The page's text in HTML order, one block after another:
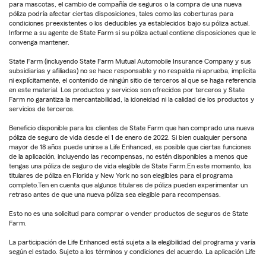
para mascotas, el cambio de compañía de seguros o la compra de una nueva
póliza podría afectar ciertas disposiciones, tales como las coberturas para
condiciones preexistentes o los deducibles ya establecidos bajo su póliza actual.
Informe a su agente de State Farm si su póliza actual contiene disposiciones que le
convenga mantener.
State Farm (incluyendo State Farm Mutual Automobile Insurance Company y sus
subsidiarias y afiliadas) no se hace responsable y no respalda ni aprueba, implícita
ni explícitamente, el contenido de ningún sitio de terceros al que se haga referencia
en este material. Los productos y servicios son ofrecidos por terceros y State
Farm no garantiza la mercantabilidad, la idoneidad ni la calidad de los productos y
servicios de terceros.
Beneficio disponible para los clientes de State Farm que han comprado una nueva
póliza de seguro de vida desde el 1 de enero de 2022. Si bien cualquier persona
mayor de 18 años puede unirse a Life Enhanced, es posible que ciertas funciones
de la aplicación, incluyendo las recompensas, no estén disponibles a menos que
tengas una póliza de seguro de vida elegible de State Farm.En este momento, los
titulares de póliza en Florida y New York no son elegibles para el programa
completo.Ten en cuenta que algunos titulares de póliza pueden experimentar un
retraso antes de que una nueva póliza sea elegible para recompensas.
Esto no es una solicitud para comprar o vender productos de seguros de State
Farm.
La participación de Life Enhanced está sujeta a la elegibilidad del programa y varía
según el estado. Sujeto a los términos y condiciones del acuerdo. La aplicación Life